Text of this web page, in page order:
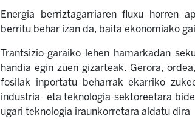
Energia berriztagarriaren fluxu horren
berritu behar izan da, baita ekonomiako
Trantsizio-garaiko lehen hamarkadan
handia egin zuen gizarteak. Gerora,
fosilak inportatu beharrak ekarriko
industria- eta teknologia-sektoreetara
ugari teknologia iraunkorretara aldatu dira